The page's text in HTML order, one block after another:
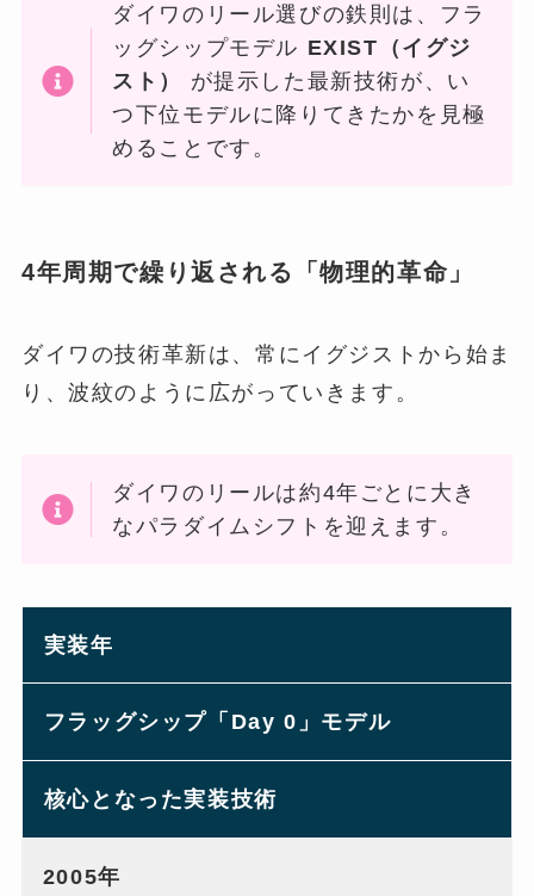
ダイワのリール選びの鉄則は、フラ
ッグシップモデル EXIST（イグジ
スト）
が提示した最新技術が、い
つ下位モデルに降りてきたかを見極
めることです。
4年周期で繰り返される「物理的革命」
ダイワの技術革新は、常にイグジストから始ま
り、波紋のように広がっていきます。
ダイワのリールは約4年ごとに大き
なパラダイムシフトを迎えます。
実装年
フラッグシップ「Day 0」モデル
核心となった実装技術
2005年